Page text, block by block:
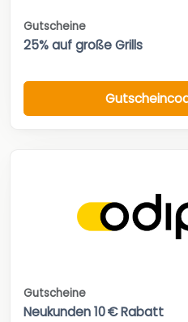
Gutscheine
25% auf große Grills
Gutscheine
Neukunden 10 € Rabatt